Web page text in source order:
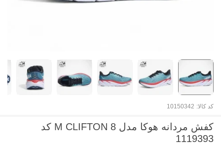
کد کالا: 10150342
کفش مردانه هوکا مدل M CLIFTON 8 کد
1119393